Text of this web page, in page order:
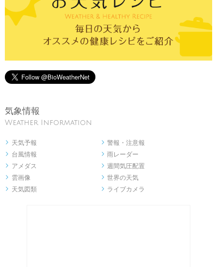
気象情報
Weather Information
 天気予報  警報・注意報
 台風情報  雨レーダー
 アメダス  週間気圧配置
 雲画像  世界の天気
 天気図類  ライブカメラ